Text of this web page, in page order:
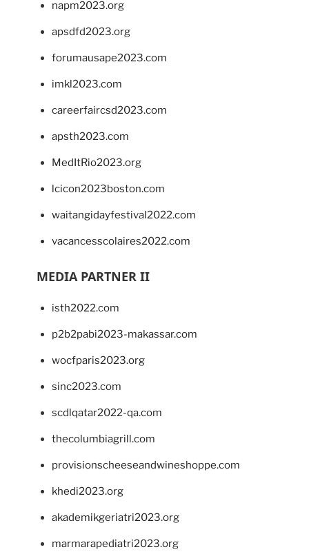
napm2023.org
apsdfd2023.org
forumausape2023.com
imkl2023.com
careerfaircsd2023.com
apsth2023.com
MedItRio2023.org
lcicon2023boston.com
waitangidayfestival2022.com
vacancesscolaires2022.com
MEDIA PARTNER II
isth2022.com
p2b2pabi2023-makassar.com
wocfparis2023.org
sinc2023.com
scdlqatar2022-qa.com
thecolumbiagrill.com
provisionscheeseandwineshoppe.com
khedi2023.org
akademikgeriatri2023.org
marmarapediatri2023.org